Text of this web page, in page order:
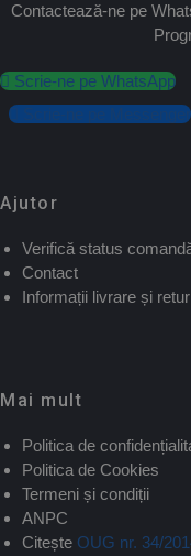
Contactează-ne pe
Scrie-ne pe WhatsApp
Scrie-ne pe Messenger
Ajutor
Verifică status
Contact
Informații livrare și retur
Mai mult
Politica de
Politica de Cookies
Termeni și condiții
ANPC
Citește OUG nr. 34/